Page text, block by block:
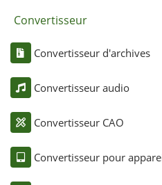
Convertisseur
Convertisseur d'archives
Convertisseur audio
Convertisseur CAO
Convertisseur pour